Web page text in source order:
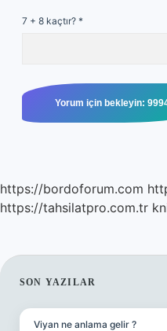
7 + 8 kaçtır? *
https://bordoforum.com
https://tahsilatpro.com.tr
SIDEBAR
SON YAZILAR
Viyan ne anlama gelir ?